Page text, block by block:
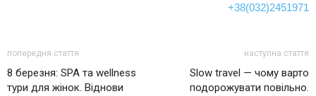
+38(032)2451971
попередня стаття
8 березня: SPA та wellness
тури для жінок. Віднови
наступна стаття
Slow travel — чому варто
подорожувати повільно.